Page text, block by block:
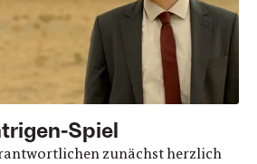
Spiel
zunächst herzlich